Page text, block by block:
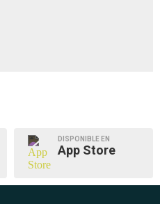
DISPONIBLE EN
App Store